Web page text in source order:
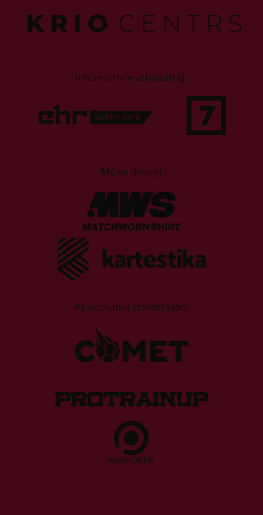
Informatīvie atbalstītāji
Mūsu draugi
Ar lepnumu izmantojam